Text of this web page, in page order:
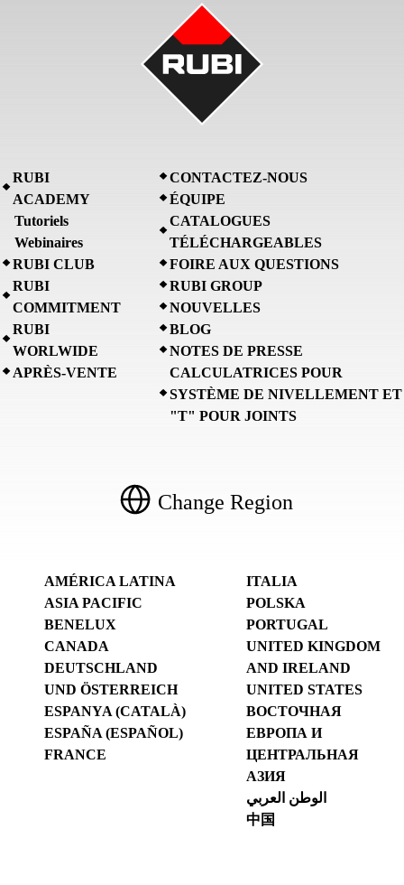
RUBI
ACADEMY
Tutoriels
Webinaires
RUBI CLUB
RUBI
COMMITMENT
RUBI
WORLWIDE
APRÈS-VENTE
CONTACTEZ-NOUS
ÉQUIPE
CATALOGUES
TÉLÉCHARGEABLES
FOIRE AUX QUESTIONS
RUBI GROUP
NOUVELLES
BLOG
NOTES DE PRESSE
CALCULATRICES POUR
SYSTÈME DE NIVELLEMENT ET
"T" POUR JOINTS
Change Region
AMÉRICA LATINA
ASIA PACIFIC
BENELUX
CANADA
DEUTSCHLAND
UND ÖSTERREICH
ESPANYA (CATALÀ)
ESPAÑA (ESPAÑOL)
FRANCE
ITALIA
POLSKA
PORTUGAL
UNITED KINGDOM
AND IRELAND
UNITED STATES
ВОСТОЧНАЯ
ЕВРОПА И
ЦЕНТРАЛЬНАЯ
АЗИЯ
الوطن العربي
中国